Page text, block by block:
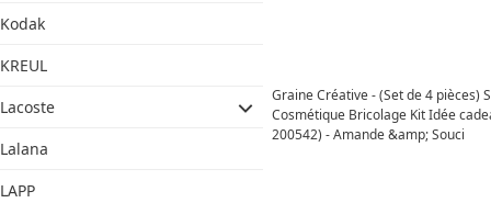
Kodak
KREUL
Lacoste
Lalana
LAPP
Graine Créative - (Set de 4 pièces)
Cosmétique Bricolage Kit Idée
200542) - Amande &amp; Souci